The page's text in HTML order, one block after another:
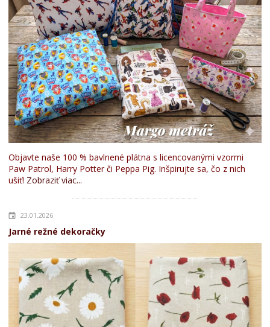
Objavte naše 100 % bavlnené plátna s licencovanými vzormi
Paw Patrol, Harry Potter či Peppa Pig. Inšpirujte sa, čo z nich
ušiť! Zobraziť viac...
23.01.2026
Jarné režné dekoračky